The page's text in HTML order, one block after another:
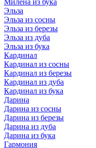
Милена из бука
Эльза
Эльза из сосны
Эльза из березы
Эльза из дуба
Эльза из бука
Кардинал
Кардинал из сосны
Кардинал из березы
Кардинал из дуба
Кардинал из бука
Дарина
Дарина из сосны
Дарина из березы
Дарина из дуба
Дарина из бука
Гармония